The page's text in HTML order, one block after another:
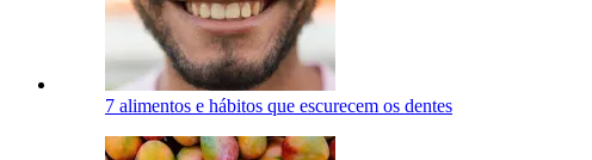
7 alimentos e hábitos que escurecem os dentes